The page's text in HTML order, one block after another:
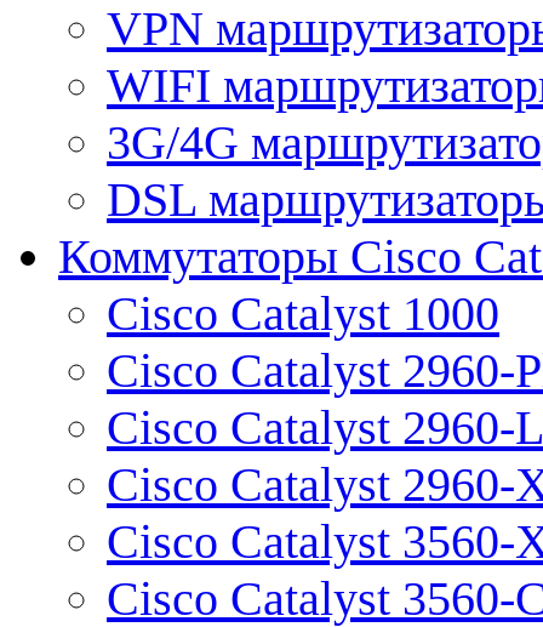
VPN
WIFI
3G/4G
DSL
Коммутаторы Cisco
Cisco Catalyst 1000
Cisco Catalyst 2960-
Cisco Catalyst 2960-L
Cisco Catalyst 2960-
Cisco Catalyst 3560-
Cisco Catalyst 3560-